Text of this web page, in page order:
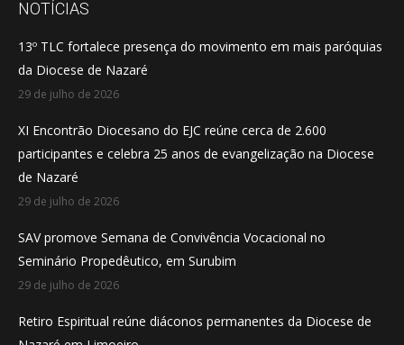
opens
new
window
opens
new
window
opens
new
window
NOTÍCIAS
13º TLC fortalece presença do movimento em mais paróquias
da Diocese de Nazaré
29 de julho de 2026
XI Encontrão Diocesano do EJC reúne cerca de 2.600
participantes e celebra 25 anos de evangelização na Diocese
de Nazaré
29 de julho de 2026
SAV promove Semana de Convivência Vocacional no
Seminário Propedêutico, em Surubim
29 de julho de 2026
Retiro Espiritual reúne diáconos permanentes da Diocese de